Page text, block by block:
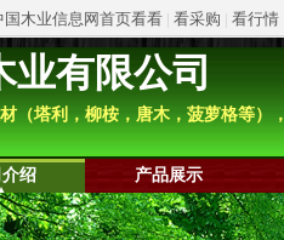
国木业信息网首页看看 | 看采购 | 看行情
业有限公司
（塔利，柳桉，唐木，菠萝格等
绍 产品展示